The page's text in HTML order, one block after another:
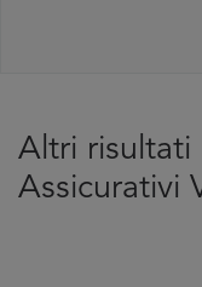
Altri risultati
Assicurativi